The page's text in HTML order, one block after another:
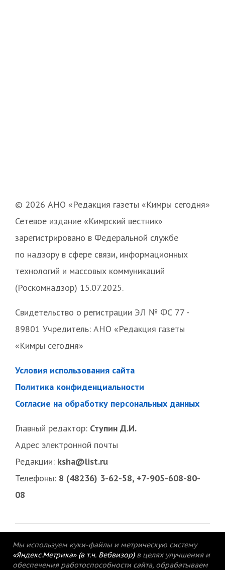
© 2026 АНО «Редакция газеты «Кимры сегодня»
Сетевое издание «Кимрский вестник»
зарегистрировано в Федеральной службе
по надзору в сфере связи, информационных
технологий и массовых коммуникаций
(Роскомнадзор) 15.07.2025.
Свидетельство о регистрации ЭЛ № ФС 77 -
89801 Учредитель: АНО «Редакция газеты
«Кимры сегодня»
Условия использования сайта
Политика конфиденциальности
Согласие на обработку персональных данных
Главный редактор: Ступин Д.И.
Адрес электронной почты
Редакции: ksha@list.ru
Телефоны: 8 (48236) 3-62-58, +7-905-608-80-
08
Мы используем куки-файлы и метрическую систему
«Яндекс.Метрика» (в т.ч. Вебвизор) в целях улучшения и
обеспечения работоспособности сайта, обрабатываем